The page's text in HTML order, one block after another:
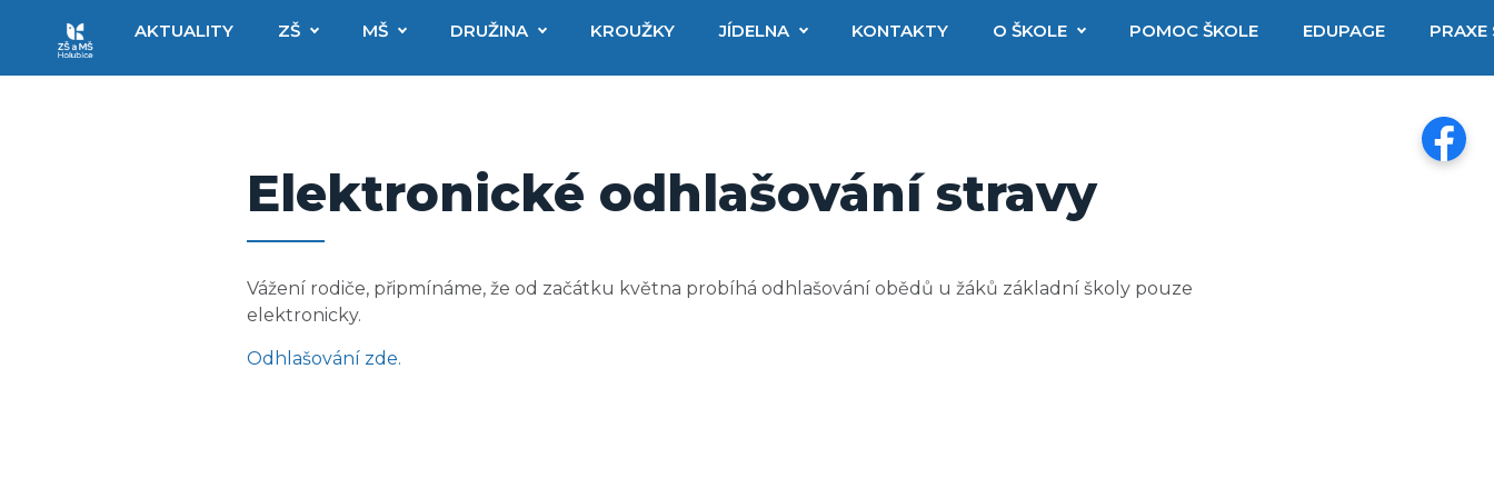
AKTUALITY ZŠ MŠ DRUŽINA KROUŽKY JÍDELNA KONTAKTY O ŠKOLE POMOC ŠKOLE EDUPAGE PRAXE
Elektronické odhlašování stravy
Vážení rodiče, připmínáme, že od začátku května probíhá odhlašování obědů u žáků základní školy pouze
elektronicky.
Odhlašování zde.